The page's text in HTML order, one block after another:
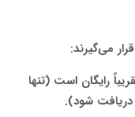
می‌گیرند:
رایگان است (تنها
شود).